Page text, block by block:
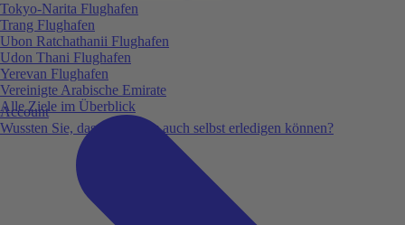
Account
Wussten Sie, dass Sie vieles auch selbst erledigen können?
Tokyo-Narita Flughafen
Trang Flughafen
Ubon Ratchathanii Flughafen
Udon Thani Flughafen
Yerevan Flughafen
Vereinigte Arabische Emirate
Alle Ziele im Überblick